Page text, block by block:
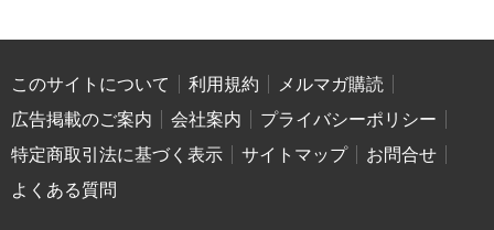
このサイトについて 利用規約
メルマガ購読
広告掲載のご案内
会社案内
プライバシーポリシー
特定商取引法に基づく表示
サイトマップ
お問合せ
よくある質問